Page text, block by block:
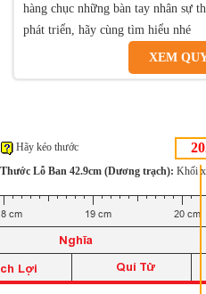
hàng chục những bàn tay nhân sự
phát triển, hãy cùng tìm hiểu nhé
XEM
Hãy kéo thước
Thước Lỗ Ban 42.9cm (Dương trạch): Khối